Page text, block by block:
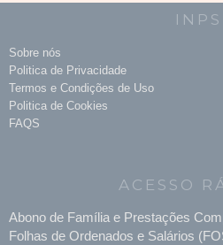
INPS
Sobre nós
Politica de Privacidade
Termos e Condições de Uso
Politica de Cookies
FAQS
ACESSO
Abono de Família e Prestações
Folhas de Ordenados e Salários